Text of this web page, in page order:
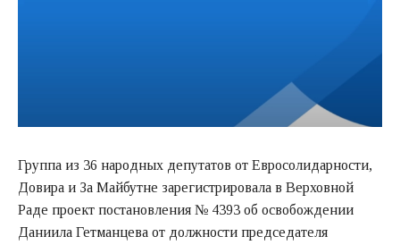
Группа из 36 народных депутатов от Евросолидарности,
Довира и За Майбутне зарегистрировала в Верховной
Раде проект постановления № 4393 об освобождении
Даниила Гетманцева от должности председателя